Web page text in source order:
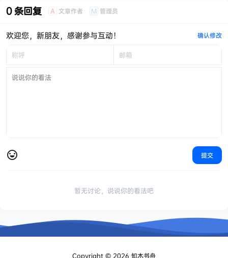
0 条回复 A 文章作者 M 管理员
欢迎您，新朋友，感谢参与互动！ 确认修改
提交
暂无讨论，说说你的看法吧
Copyright © 2026 知木书舟